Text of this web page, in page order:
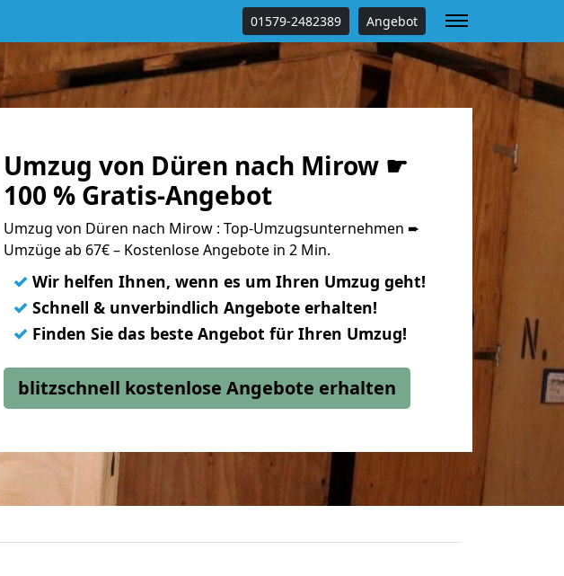
01579-2482389 Angebot
Umzug von Düren nach Mirow ☛
100 % Gratis-Angebot
Umzug von Düren nach Mirow : Top-Umzugsunternehmen ➨
Umzüge ab 67€ – Kostenlose Angebote in 2 Min.
✓ Wir helfen Ihnen, wenn es um Ihren Umzug geht!
✓ Schnell & unverbindlich Angebote erhalten!
✓ Finden Sie das beste Angebot für Ihren Umzug!
blitzschnell kostenlose Angebote erhalten